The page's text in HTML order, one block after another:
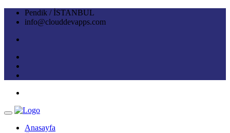
Pendik / İSTANBUL
info@clouddevapps.com
Anasayfa